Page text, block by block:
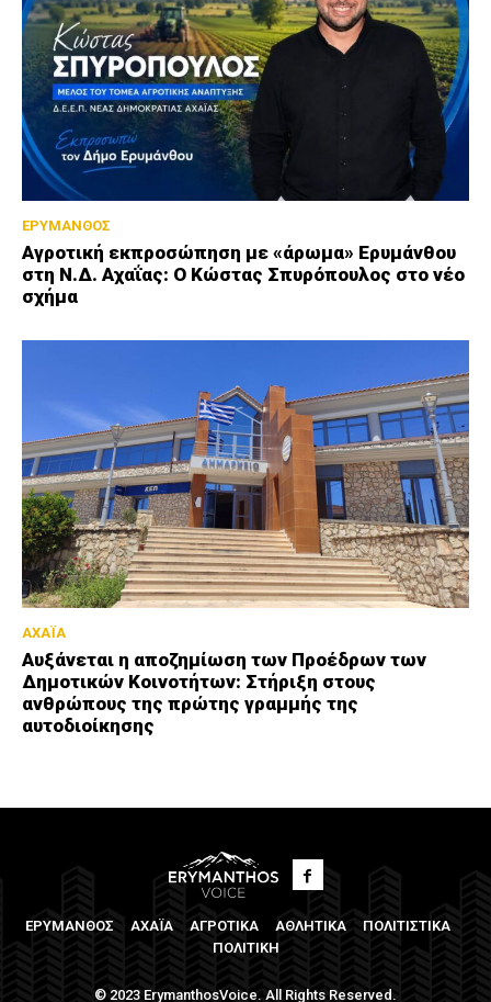
ΕΡΥΜΑΝΘΟΣ
Αγροτική εκπροσώπηση με «άρωμα» Ερυμάνθου
στη Ν.Δ. Αχαΐας: Ο Κώστας Σπυρόπουλος στο νέο
σχήμα
ΑΧΑΪΑ
Αυξάνεται η αποζημίωση των Προέδρων των
Δημοτικών Κοινοτήτων: Στήριξη στους
ανθρώπους της πρώτης γραμμής της
αυτοδιοίκησης
ΕΡΥΜΑΝΘΟΣ ΑΧΑΪΑ ΑΓΡΟΤΙΚΑ ΑΘΛΗΤΙΚΑ
ΠΟΛΙΤΙΣΤΙΚΑ
ΠΟΛΙΤΙΚΗ
© 2023 ErymanthosVoice. All Rights Reserved.